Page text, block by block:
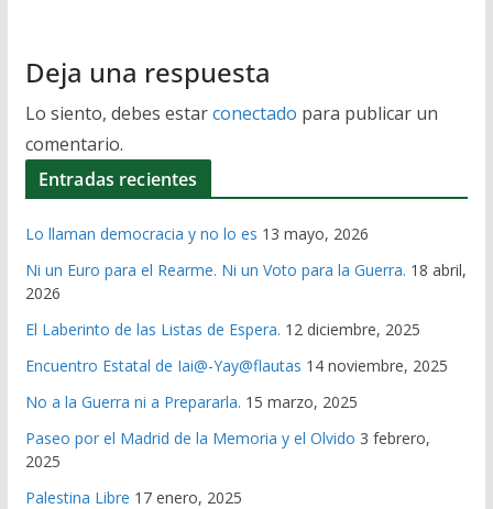
Deja una respuesta
Lo siento, debes estarconectado para publicar un
comentario.
Entradas recientes
Lo llaman democracia y no lo es 13 mayo, 2026
Ni un Euro para el Rearme. Ni un Voto para la Guerra. 18 abril,
2026
El Laberinto de las Listas de Espera. 12 diciembre, 2025
Encuentro Estatal de Iai@-Yay@flautas 14 noviembre, 2025
No a la Guerra ni a Prepararla. 15 marzo, 2025
Paseo por el Madrid de la Memoria y el Olvido 3 febrero,
2025
Palestina Libre 17 enero, 2025